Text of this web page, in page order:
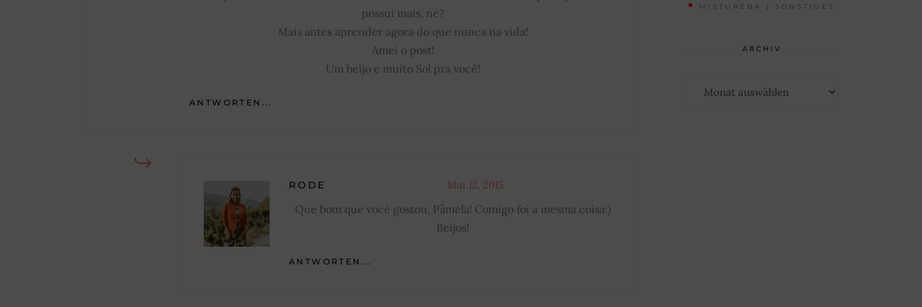
possui mais, né?
Mais antes aprender agora do que nunca na vida!
Amei o post!
Um beijo e muito Sol pra você!
ANTWORTEN...
RODE Mai 12, 2015
Que bom que você gostou, Pâmela! Comigo foi a mesma coisa:)
Beijos!
ANTWORTEN...
MISTUREBA | SONSTIGES
ARCHIV